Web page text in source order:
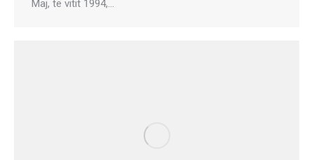
Maj, të vitit 1994,…